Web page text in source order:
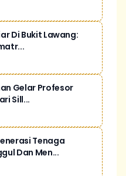
Di Bukit Lawang:
Gelar Profesor
Sill...
Tenaga
Dan Men...